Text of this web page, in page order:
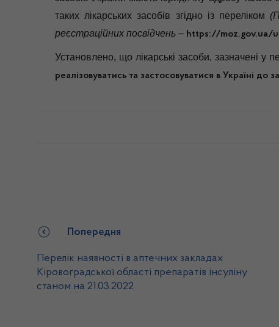
таких лікарських засобів згідно із переліком (
реєстраційних посвідчень – https://moz.gov.ua/
Установлено, що лікарські засоби, зазначені у
реалізовуватись та застосовуватися в Україні до
Попередня
Перелік наявності в аптечних закладах
Кіровоградської області препаратів інсуліну
станом на 21.03.2022